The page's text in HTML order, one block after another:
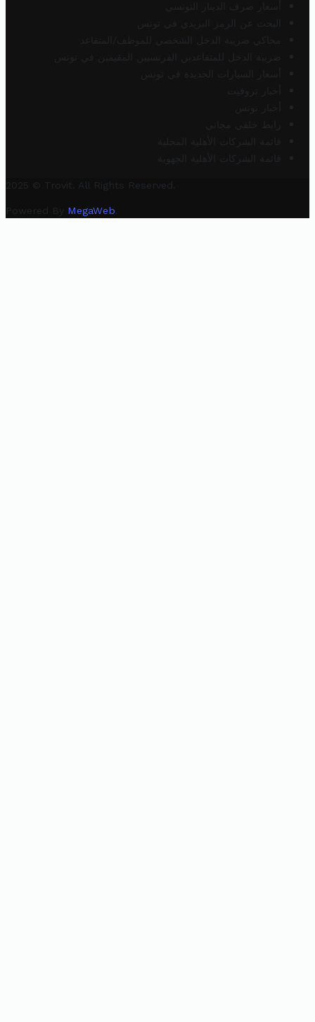
أسعار صرف الدينار التونسي
البحث عن الرمز البريدي في تونس
محاكي ضريبة الدخل الشخصي للموظف/المتقاعد
ضريبة الدخل للمتقاعدين الفرنسيين المقيمين في تونس
أسعار السيارات الجديدة في تونس
أخبار تروفيت
أخبار تونس
رابط خلفي مجاني
قائمة الشركات الأهلية المحلية
قائمة الشركات الأهلية الجهوية
2025 © Trovit. All Rights Reserved.
Powered By MegaWeb